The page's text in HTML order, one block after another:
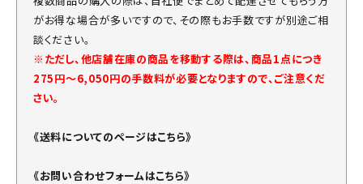
がお得な場合が多いですので、その際もお手数ですが別途ご相
談ください。
※ただし、他店舗在庫の商品を移動する際は、商品1点につき
275円～6,050円の手数料が必要となりますので、ご注意くだ
さい。
《送料についてのページはこちら》
《お問い合わせフォームはこちら》